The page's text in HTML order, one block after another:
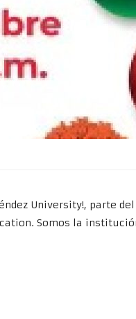
University!, parte
Somos la